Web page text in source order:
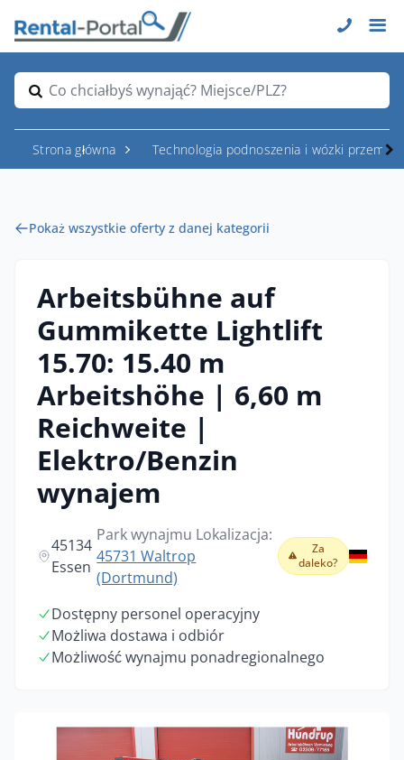
Co chciałbyś wynająć? Miejsce/PLZ?
Strona główna Technologia podnoszenia i wózki
Pokaż wszystkie oferty z danej kategorii
Arbeitsbühne auf
Gummikette Lightlift
15.70: 15.40 m
Arbeitshöhe | 6,60 m
Reichweite |
Elektro/Benzin
wynajem
45134
Essen
Park wynajmu Lokalizacja:
45731 Waltrop
(Dortmund)
Za
daleko?
Dostępny personel operacyjny
Możliwa dostawa i odbiór
Możliwość wynajmu ponadregionalnego